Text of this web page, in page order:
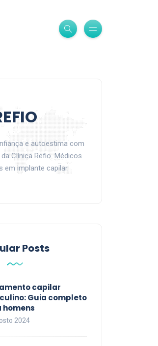
e autoestima com
Clínica Refio. Médicos
em implante capilar.
Posts
capilar
Guia completo
homens
2024